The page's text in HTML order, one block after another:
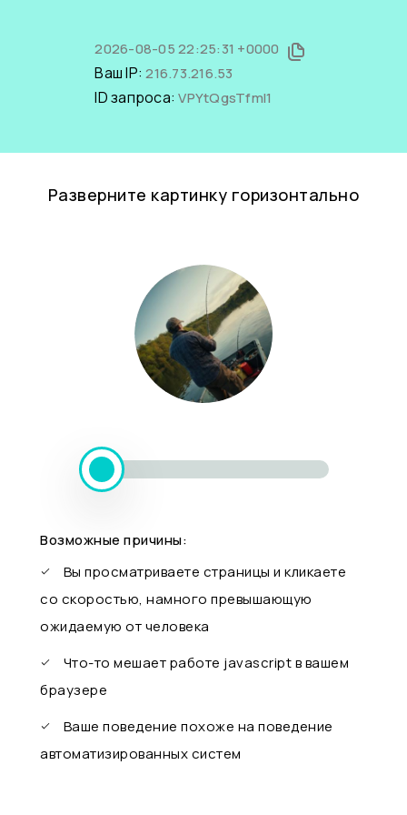
2026-08-05 22:25:31 +0000
Ваш IP:216.73.216.53
ID запроса:VPYtQgsTfmI1
Разверните картинку горизонтально
Возможные причины:
Вы просматриваете страницы и кликаете
со скоростью, намного превышающую
ожидаемую от человека
Что-то мешает работе javascript в вашем
браузере
Ваше поведение похоже на поведение
автоматизированных систем